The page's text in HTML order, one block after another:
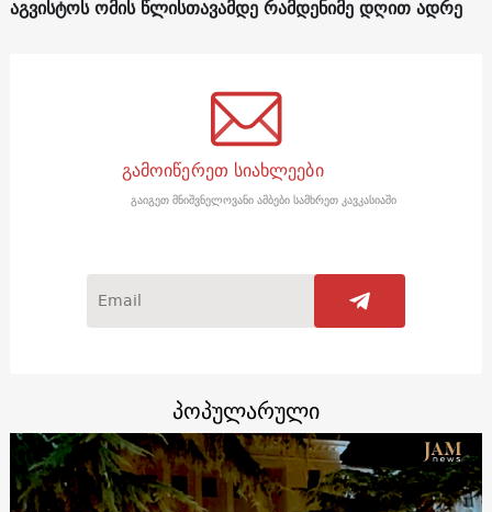
აგვისტოს ომის წლისთავამდე რამდენიმე დღით ადრე
გამოიწერეთ სიახლეები
გაიგეთ მნიშვნელოვანი ამბები სამხრეთ კავკასიაში
პოპულარული